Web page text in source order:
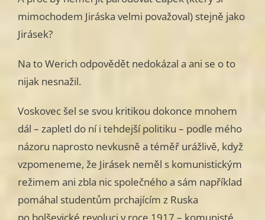
mimochodem Jiráska velmi považoval) stejně jako
Jirásek?
Na to Werich odpovědět nedokázal a ani se o to
nijak nesnažil.
Voskovec šel se svou kritikou dokonce mnohem
dál – zapletl do ní i tehdejší politiku – podle mého
názoru naprosto nevkusně a téměř urážlivě, když
vzpomeneme, že Jirásek neměl s komunistickým
režimem ani zbla nic společného a sám například
pomáhal studentům prchajícím z Ruska
po bolševické revoluci v roce 1917 – komunisté